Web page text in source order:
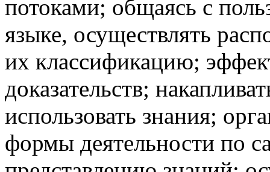
потоками; общаясь с
языке, осуществлять
их классификацию;
доказательств;
использовать знания;
формы деятельности по